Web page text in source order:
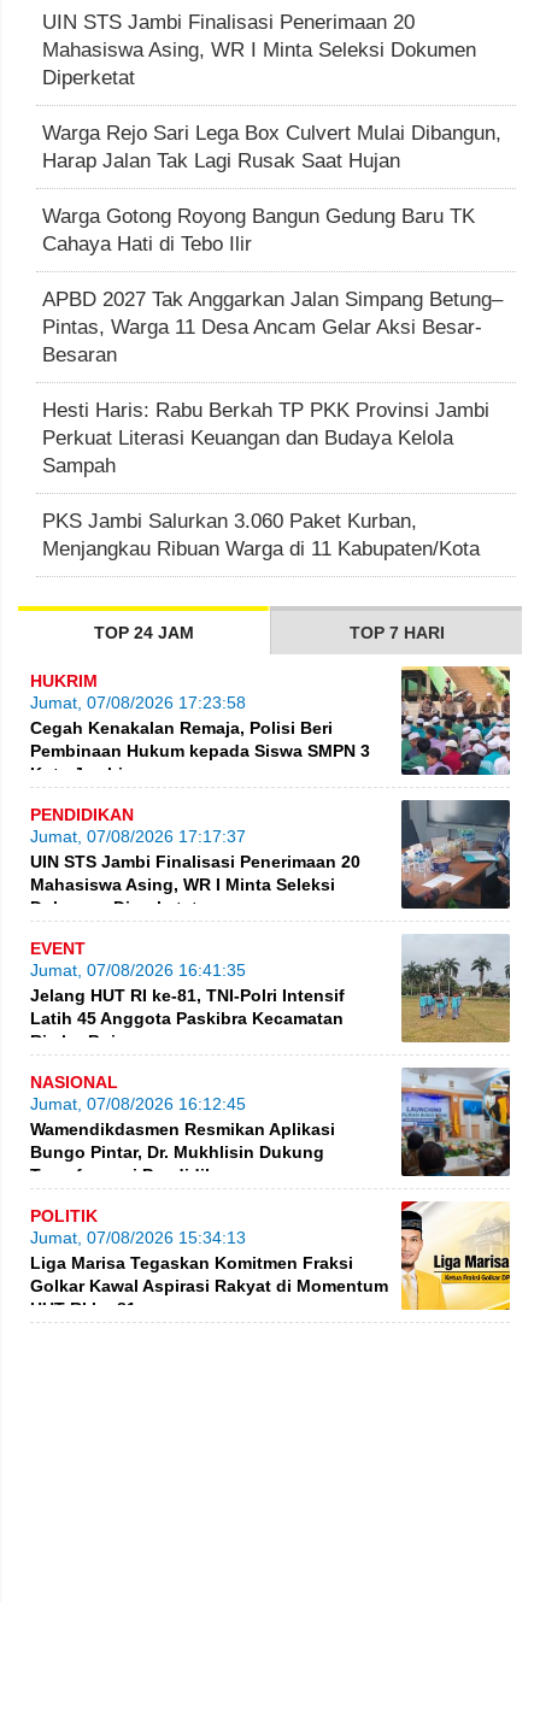
UIN STS Jambi Finalisasi Penerimaan 20
Mahasiswa Asing, WR I Minta Seleksi Dokumen
Diperketat
Warga Rejo Sari Lega Box Culvert Mulai Dibangun,
Harap Jalan Tak Lagi Rusak Saat Hujan
Warga Gotong Royong Bangun Gedung Baru TK
Cahaya Hati di Tebo Ilir
APBD 2027 Tak Anggarkan Jalan Simpang Betung–
Pintas, Warga 11 Desa Ancam Gelar Aksi Besar-
Besaran
Hesti Haris: Rabu Berkah TP PKK Provinsi Jambi
Perkuat Literasi Keuangan dan Budaya Kelola
Sampah
PKS Jambi Salurkan 3.060 Paket Kurban,
Menjangkau Ribuan Warga di 11 Kabupaten/Kota
TOP 24 JAM TOP 7 HARI
HUKRIM
Jumat, 07/08/2026 17:23:58
Cegah Kenakalan Remaja, Polisi Beri
Pembinaan Hukum kepada Siswa SMPN 3
Kota Jambi
PENDIDIKAN
Jumat, 07/08/2026 17:17:37
UIN STS Jambi Finalisasi Penerimaan 20
Mahasiswa Asing, WR I Minta Seleksi
Dokumen Diperketat
EVENT
Jumat, 07/08/2026 16:41:35
Jelang HUT RI ke-81, TNI-Polri Intensif
Latih 45 Anggota Paskibra Kecamatan
Rimbo Bujang
NASIONAL
Jumat, 07/08/2026 16:12:45
Wamendikdasmen Resmikan Aplikasi
Bungo Pintar, Dr. Mukhlisin Dukung
Transformasi Pendidikan
POLITIK
Jumat, 07/08/2026 15:34:13
Liga Marisa Tegaskan Komitmen Fraksi
Golkar Kawal Aspirasi Rakyat di Momentum
HUT RI ke-81